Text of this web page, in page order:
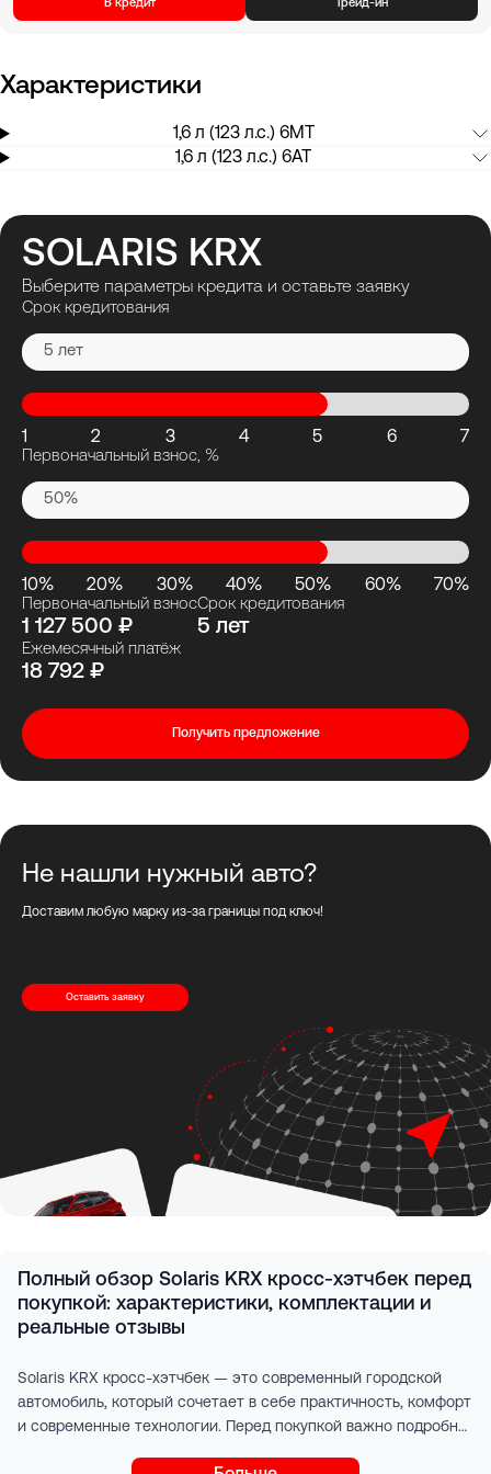
В кредит Трейд-ин
Характеристики
1,6 л (123 л.с.) 6МТ
1,6 л (123 л.с.) 6AT
SOLARIS KRX
Выберите параметры кредита и оставьте заявку
Срок кредитования
5 лет
1 2 3 4 5 6 7
Первоначальный взнос, %
50%
10% 20% 30% 40% 50% 60% 70%
Первоначальный взнос
1 127 500 ₽
Срок кредитования
5 лет
Ежемесячный платёж
18 792 ₽
Получить предложение
Не нашли нужный авто?
Доставим любую марку из-за границы под ключ!
Оставить заявку
Полный обзор Solaris KRX кросс‑хэтчбек перед
покупкой: характеристики, комплектации и
реальные отзывы
Solaris KRX кросс‑хэтчбек — это современный городской
автомобиль, который сочетает в себе практичность, комфорт
и современные технологии. Перед покупкой важно подробно